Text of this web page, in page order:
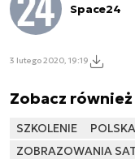
Space24
3 lutego 2020, 19:19
Zobacz również
SZKOLENIE
ZOBRAZOWANIA